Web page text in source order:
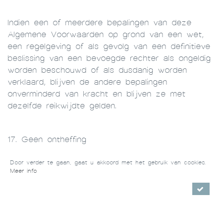
Indien een of meerdere bepalingen van deze
Algemene Voorwaarden op grond van een wet,
een regelgeving of als gevolg van een definitieve
beslissing van een bevoegde rechter als ongeldig
worden beschouwd of als dusdanig worden
verklaard, blijven de andere bepalingen
onverminderd van kracht en blijven ze met
dezelfde reikwijdte gelden.
17. Geen ontheffing
Het feit dat een van beide partijen zich niet
beroept op een schending door de andere partij
van een van de verplichtingen genoemd in de
Door verder te gaan, gaat u akkoord met het gebruik van cookies.
Meer info